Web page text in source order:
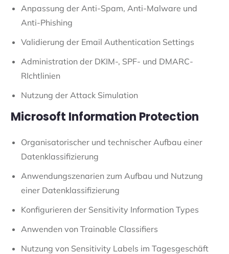
Anpassung der Anti-Spam, Anti-Malware und
Anti-Phishing
Validierung der Email Authentication Settings
Administration der DKIM-, SPF- und DMARC-
RIchtlinien
Nutzung der Attack Simulation
Microsoft Information Protection
Organisatorischer und technischer Aufbau einer
Datenklassifizierung
Anwendungszenarien zum Aufbau und Nutzung
einer Datenklassifizierung
Konfigurieren der Sensitivity Information Types
Anwenden von Trainable Classifiers
Nutzung von Sensitivity Labels im Tagesgeschäft